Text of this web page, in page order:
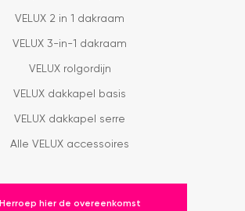
VELUX 2 in 1 dakraam
VELUX 3-in-1 dakraam
VELUX rolgordijn
VELUX dakkapel basis
VELUX dakkapel serre
Alle VELUX accessoires
Herroep hier de overeenkomst